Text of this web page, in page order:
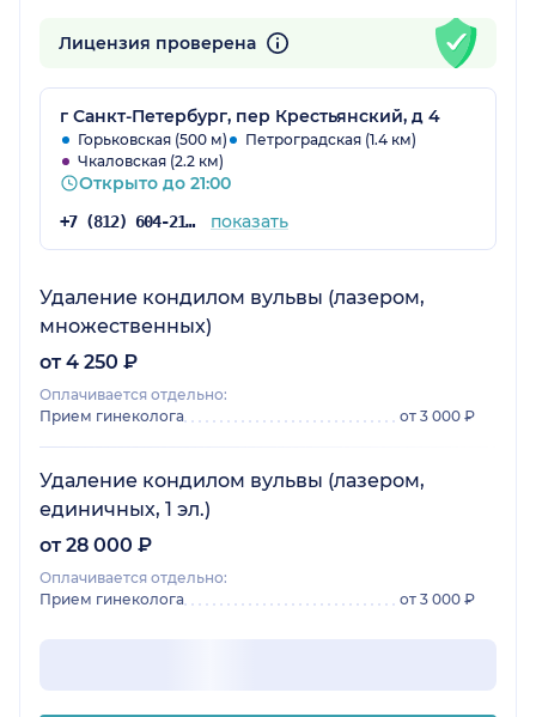
Лицензия проверена
г Санкт-Петербург, пер Крестьянский, д 4
Горьковская (500 м)
Петроградская (1.4 км)
Чкаловская (2.2 км)
Открыто до 21:00
+7 (812) 604-21-66 показать
Удаление кондилом вульвы (лазером,
множественных)
от 4 250 ₽
Оплачивается отдельно:
Прием гинеколога
от 3 000 ₽
Удаление кондилом вульвы (лазером,
единичных, 1 эл.)
от 28 000 ₽
Оплачивается отдельно:
Прием гинеколога
от 3 000 ₽